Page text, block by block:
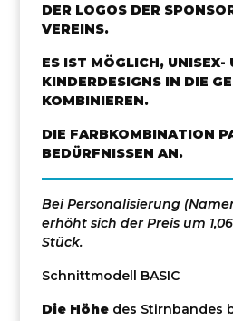
DER LOGOS DER
VEREINS.
ES IST MÖGLICH, UNISEX-
KINDERDESIGNS IN DIE
KOMBINIEREN.
DIE FARBKOMBINATION
BEDÜRFNISSEN AN.
Bei Personalisierung
erhöht sich der Preis um
Stück.
Schnittmodell BASIC
Die Höhe des Stirnbandes